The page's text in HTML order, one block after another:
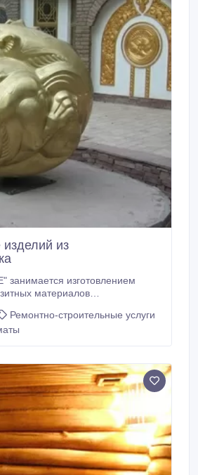
изделий из
занимается изготовлением
материалов
- Бассейны; - Водные
Ремонтно-строительные услуги